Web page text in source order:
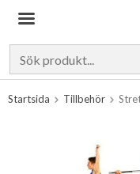
Startsida Tillbehör